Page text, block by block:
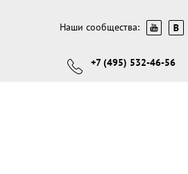
Наши сообщества:
+7 (495) 532-46-56